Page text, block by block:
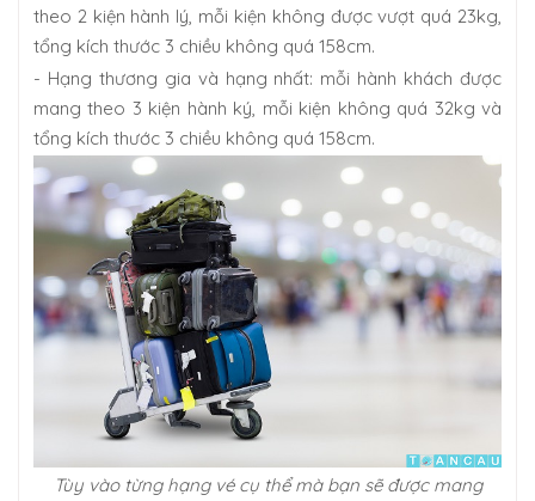
theo 2 kiện hành lý, mỗi kiện không được vượt quá 23kg,
tổng kích thước 3 chiều không quá 158cm.
- Hạng thương gia và hạng nhất: mỗi hành khách được
mang theo 3 kiện hành ký, mỗi kiện không quá 32kg và
tổng kích thước 3 chiều không quá 158cm.
Tùy vào từng hạng vé cụ thể mà bạn sẽ được mang